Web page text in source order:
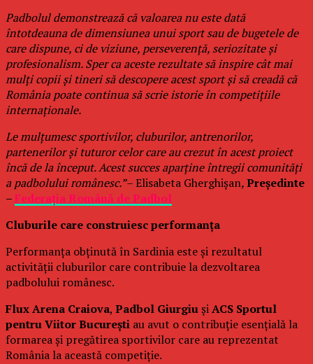
Padbolul demonstrează că valoarea nu este dată
întotdeauna de dimensiunea unui sport sau de bugetele de
care dispune, ci de viziune, perseverență, seriozitate și
profesionalism. Sper ca aceste rezultate să inspire cât mai
mulți copii și tineri să descopere acest sport și să creadă că
România poate continua să scrie istorie în competițiile
internaționale.
Le mulțumesc sportivilor, cluburilor, antrenorilor,
partenerilor și tuturor celor care au crezut în acest proiect
încă de la început. Acest succes aparține întregii comunități
a padbolului românesc.”– Elisabeta Gherghișan,Președinte
–Federația Română de Padbol
Cluburile care construiesc performanța
Performanța obținută în Sardinia este și rezultatul
activității cluburilor care contribuie la dezvoltarea
padbolului românesc.
Flux Arena Craiova, Padbol GiurgiușiACS Sportul
pentru Viitor București au avut o contribuție esențială la
formarea și pregătirea sportivilor care au reprezentat
România la această competiție.